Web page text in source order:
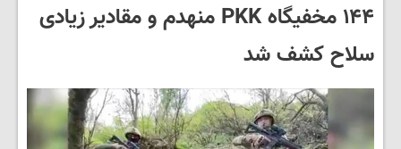
۱۴۴ مخفیگاه PKK منهدم و مقادیر زیادی
سلاح کشف شد